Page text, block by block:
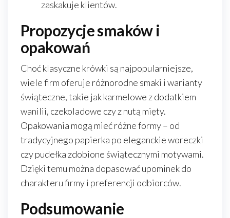
zaskakuje klientów.
Propozycje smaków i
opakowań
Choć klasyczne krówki są najpopularniejsze,
wiele firm oferuje różnorodne smaki i warianty
świąteczne, takie jak karmelowe z dodatkiem
wanilii, czekoladowe czy z nutą mięty.
Opakowania mogą mieć różne formy – od
tradycyjnego papierka po eleganckie woreczki
czy pudełka zdobione świątecznymi motywami.
Dzięki temu można dopasować upominek do
charakteru firmy i preferencji odbiorców.
Podsumowanie